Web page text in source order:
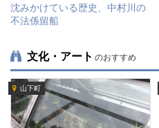
沈みかけている歴史、中村川の
不法係留船
文化・アート のおすすめ
山下町